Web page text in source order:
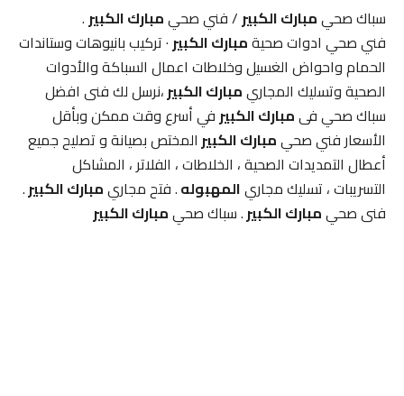
سباك صحيمبارك الكبير/ فني صحيمبارك الكبير.
فني صحي ادوات صحيةمبارك الكبير· تركيب بانيوهات وستاندات
الحمام واحواض الغسيل وخلاطات اعمال السباكة والأدوات
الصحية وتسليك المجاريمبارك الكبير،نرسل لك فنى افضل
سباك صحي فىمبارك الكبيرفي أسرع وقت ممكن وبأقل
الأسعار فني صحيمبارك الكبيرالمختص بصيانة و تصليح جميع
أعطال التمديدات الصحية ، الخلاطات ، الفلاتر ، المشاكل
التسريبات ، تسليك مجاريالمهبوله. فتح مجاريمبارك الكبير.
فنى صحيمبارك الكبير. سباك صحيمبارك الكبير